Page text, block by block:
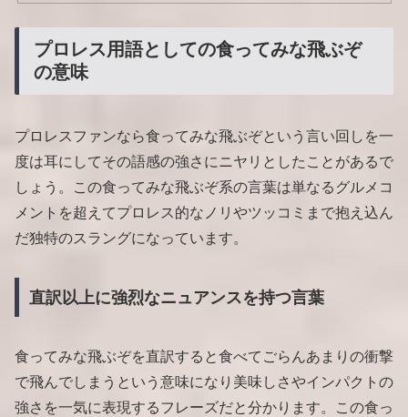
プロレス用語としての食ってみな飛ぶぞ
の意味
プロレスファンなら食ってみな飛ぶぞという言い回しを一
度は耳にしてその語感の強さにニヤリとしたことがあるで
しょう。この食ってみな飛ぶぞ系の言葉は単なるグルメコ
メントを超えてプロレス的なノリやツッコミまで抱え込ん
だ独特のスラングになっています。
直訳以上に強烈なニュアンスを持つ言葉
食ってみな飛ぶぞを直訳すると食べてごらんあまりの衝撃
で飛んでしまうという意味になり美味しさやインパクトの
強さを一気に表現するフレーズだと分かります。この食っ